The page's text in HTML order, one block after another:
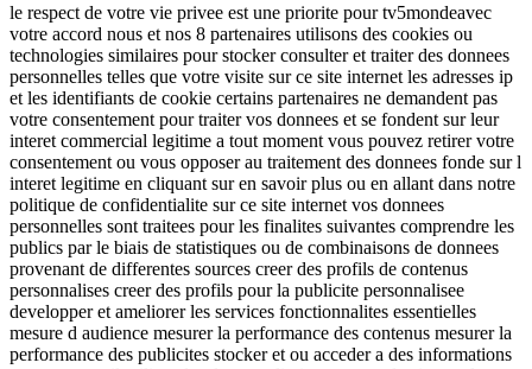
le respect de votre vie privee est une priorite pour tv5mondeavec
votre accord nous et nos 8 partenaires utilisons des cookies ou
technologies similaires pour stocker consulter et traiter des donnees
personnelles telles que votre visite sur ce site internet les adresses ip
et les identifiants de cookie certains partenaires ne demandent pas
votre consentement pour traiter vos donnees et se fondent sur leur
interet commercial legitime a tout moment vous pouvez retirer votre
consentement ou vous opposer au traitement des donnees fonde sur l
interet legitime en cliquant sur en savoir plus ou en allant dans notre
politique de confidentialite sur ce site internet vos donnees
personnelles sont traitees pour les finalites suivantes comprendre les
publics par le biais de statistiques ou de combinaisons de donnees
provenant de differentes sources creer des profils de contenus
personnalises creer des profils pour la publicite personnalisee
developper et ameliorer les services fonctionnalites essentielles
mesure d audience mesurer la performance des contenus mesurer la
performance des publicites stocker et ou acceder a des informations